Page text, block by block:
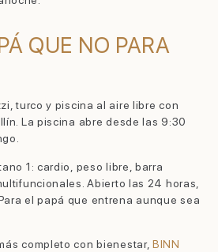
QUE NO PARA
turco y piscina al aire libre con
La piscina abre desde las 9:30
1: cardio, peso libre, barra
Abierto las 24 horas,
el papá que entrena aunque sea
completo con bienestar, BINN